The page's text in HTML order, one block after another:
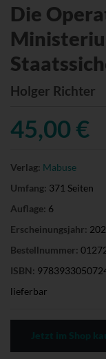
Die
Holger Richter
45,00 €
Verlag: Mabuse
Umfang: 371 Seiten
Auflage: 6
Erscheinungsjahr:
Bestellnummer:
ISBN:
lieferbar